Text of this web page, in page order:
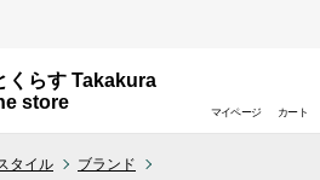
マイページ カート
タイル
ブランド